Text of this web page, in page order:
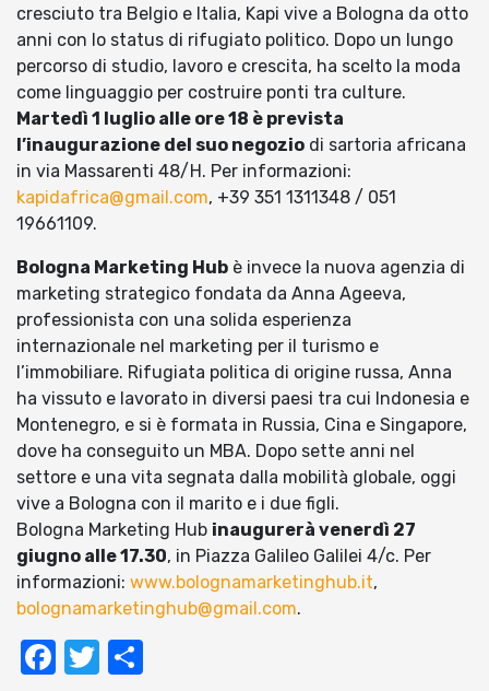
cresciuto tra Belgio e Italia, Kapi vive a Bologna da otto
anni con lo status di rifugiato politico. Dopo un lungo
percorso di studio, lavoro e crescita, ha scelto la moda
come linguaggio per costruire ponti tra culture.
Martedì 1 luglio alle ore 18 è prevista
l’inaugurazione del suo negozio di sartoria africana
in via Massarenti 48/H. Per informazioni:
kapidafrica@gmail.com, +39 351 1311348 / 051
19661109.
Bologna Marketing Hub è invece la nuova agenzia di
marketing strategico fondata da Anna Ageeva,
professionista con una solida esperienza
internazionale nel marketing per il turismo e
l’immobiliare. Rifugiata politica di origine russa, Anna
ha vissuto e lavorato in diversi paesi tra cui Indonesia e
Montenegro, e si è formata in Russia, Cina e Singapore,
dove ha conseguito un MBA. Dopo sette anni nel
settore e una vita segnata dalla mobilità globale, oggi
vive a Bologna con il marito e i due figli.
Bologna Marketing Hub inaugurerà venerdì 27
giugno alle 17.30, in Piazza Galileo Galilei 4/c. Per
informazioni: www.bolognamarketinghub.it,
bolognamarketinghub@gmail.com.
Facebook
Twitter